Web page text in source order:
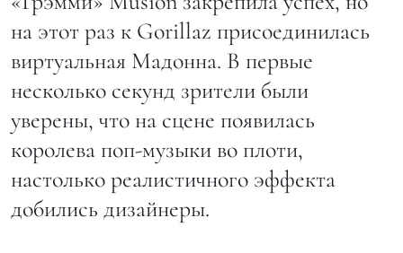
на этот раз к Gorillaz присоединилась
виртуальная Мадонна. В первые
несколько секунд зрители были
уверены, что на сцене появилась
королева поп-музыки во плоти,
настолько реалистичного эффекта
добились дизайнеры.